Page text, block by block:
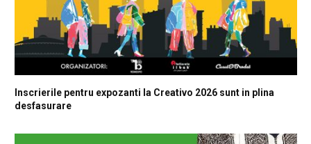
Inscrierile pentru expozanti la Creativo 2026 sunt in plina
desfasurare